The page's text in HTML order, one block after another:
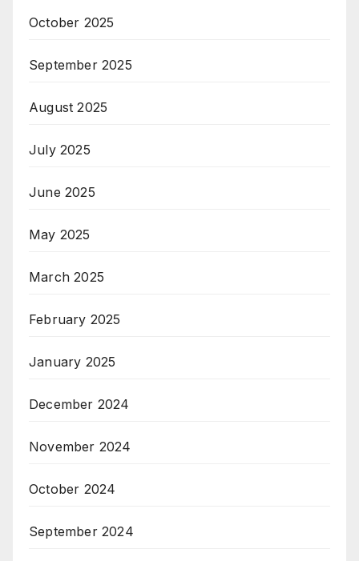
October 2025
September 2025
August 2025
July 2025
June 2025
May 2025
March 2025
February 2025
January 2025
December 2024
November 2024
October 2024
September 2024